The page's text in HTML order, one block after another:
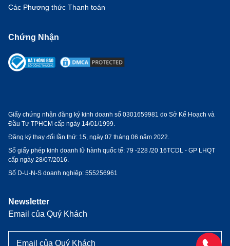
Chứng Nhận
Giấy chứng nhận đăng ký kinh doanh số 0301659981 do Sở Kế Hoạch và
Đầu Tư TPHCM cấp ngày 14/01/1999.
Đăng ký thay đổi lần thứ: 15, ngày 07 tháng 06 năm 2022.
Số giấy phép kinh doanh lữ hành quốc tế: 79 -228 /20 16TCDL - GP LHQT
cấp ngày 28/07/2016.
Số D-U-N-S doanh nghiệp: 555256961
Các Phương thức Thanh toán
Newsletter
Email của Quý Khách